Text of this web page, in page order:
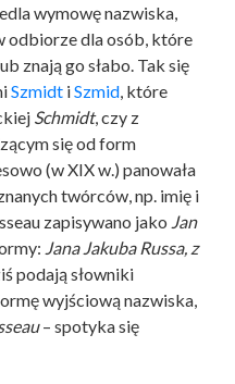
wymowę nazwiska,
odbiorze dla osób, które
znają go słabo. Tak się
Szmidt iSzmid, które
Schmidt, czy z
się od form
(w XIX w.) panowała
twórców, np. imię i
zapisywano jako Jan
Jana Jakuba Russa, z
podają słowniki
wyjściową nazwiska,
– spotyka się